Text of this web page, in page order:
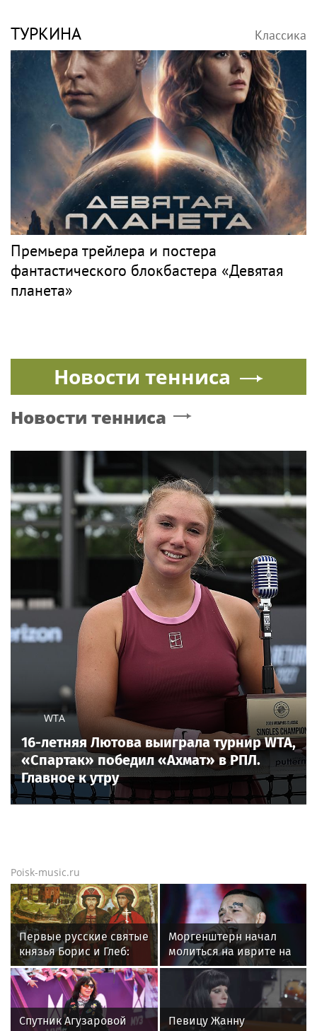
ТУРКИНА Классика
Премьера трейлера и постера
фантастического блокбастера «Девятая
планета»
Новости тенниса
Новости тенниса
WTA
16-летняя Лютова выиграла турнир WTA,
«Спартак» победил «Ахмат» в РПЛ.
Главное к утру
Poisk-music.ru
Первые русские святые
князья Борис и Глеб:
история гибели и
почему их почитают до
сих пор
Моргенштерн начал
молиться на иврите на
концертах
Спутник Агузаровой
Певицу Жанну